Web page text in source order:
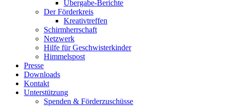
Übergabe-Berichte
Der Förderkreis
Kreativtreffen
Schirmherrschaft
Netzwerk
Hilfe für Geschwisterkinder
Himmelspost
Presse
Downloads
Kontakt
Unterstützung
Spenden & Förderzuschüsse